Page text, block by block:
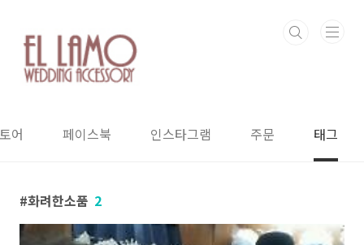
어 페이스북 인스타그램 주문 태그
화려한소품 2